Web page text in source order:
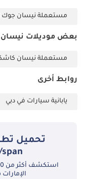
مستعملة نيسان جوك 2013
بعض موديلات نيسان
مستعملة نيسان
روابط أخرى
يابانية سيارات في دبي
الإمارات من